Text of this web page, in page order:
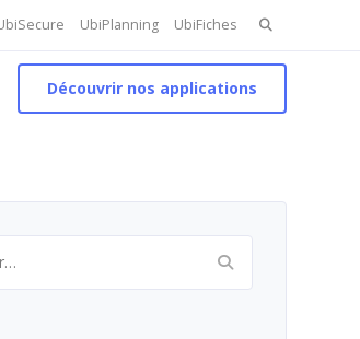
UbiPlanning UbiFiches Search
for:
Découvrir nos applications